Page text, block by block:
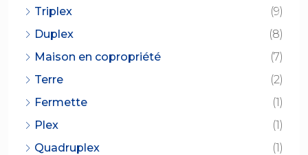
Triplex
(9)
Duplex
(8)
Maison en copropriété
(7)
Terre
(2)
Fermette
(1)
Plex
(1)
Quadruplex
(1)